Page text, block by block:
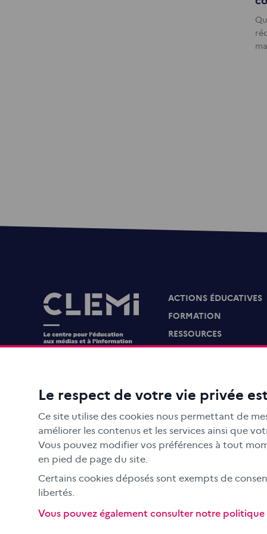
Images
ACTIONS ÉDUCATIVES
FORMATION
RESSOURCES
Le CLEMI
À l'international
CLEMI sup
Espace presse
Le respect de votre vie privée
Ce site utilise des cookies nous permettant de
améliorer les contenus et les services ainsi que
Vous pouvez modifier vos préférences à tout
en pied de page du site.
Certains cookies déposés sont exempts de
libertés.
Vous pouvez également consulter notre